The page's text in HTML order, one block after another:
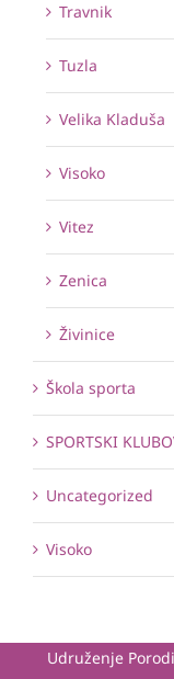
Travnik
Tuzla
Velika Kladuša
Visoko
Vitez
Zenica
Živinice
Škola sporta
SPORTSKI
Uncategorized
Visoko
Udruženje